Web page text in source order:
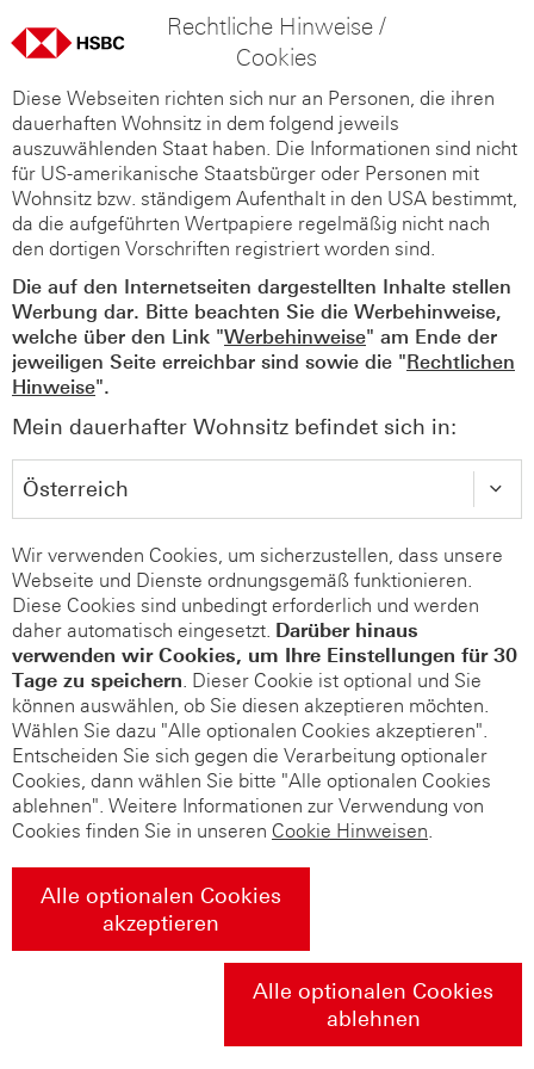
Rechtliche Hinweise /
Cookies
Diese Webseiten richten sich nur an Personen, die ihren
dauerhaften Wohnsitz in dem folgend jeweils
auszuwählenden Staat haben. Die Informationen sind nicht
für US-amerikanische Staatsbürger oder Personen mit
Wohnsitz bzw. ständigem Aufenthalt in den USA bestimmt,
da die aufgeführten Wertpapiere regelmäßig nicht nach
den dortigen Vorschriften registriert worden sind.
Die auf den Internetseiten dargestellten Inhalte stellen
Werbung dar. Bitte beachten Sie die Werbehinweise,
welche über den Link "Werbehinweise" am Ende der
jeweiligen Seite erreichbar sind sowie die "Rechtlichen
Hinweise".
Mein dauerhafter Wohnsitz befindet sich in:
Wir verwenden Cookies, um sicherzustellen, dass unsere
Webseite und Dienste ordnungsgemäß funktionieren.
Diese Cookies sind unbedingt erforderlich und werden
daher automatisch eingesetzt. Darüber hinaus
verwenden wir Cookies, um Ihre Einstellungen für 30
Tage zu speichern. Dieser Cookie ist optional und Sie
können auswählen, ob Sie diesen akzeptieren möchten.
Wählen Sie dazu "Alle optionalen Cookies akzeptieren".
Entscheiden Sie sich gegen die Verarbeitung optionaler
Cookies, dann wählen Sie bitte "Alle optionalen Cookies
ablehnen". Weitere Informationen zur Verwendung von
Cookies finden Sie in unseren Cookie Hinweisen.
Alle optionalen Cookies
akzeptieren
Alle optionalen Cookies
ablehnen